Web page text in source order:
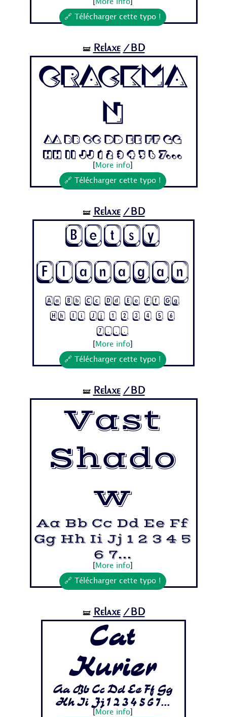
More info]
🔗 Télécharger cette typo !
🝛 Relaxe /BD
Crackma
n
Aa Bb Cc Dd Ee Ff Gg
Hh Ii Jj 1 2 3 4 5 6 7...
More info]
🔗 Télécharger cette typo !
🝛 Relaxe /BD
Betsy
Flanagan
Aa Bb Cc Dd Ee Ff Gg
Hh Ii Jj 1 2 3 4 5 6
7...
More info]
🔗 Télécharger cette typo !
🝛 Relaxe /BD
Vast
Shado
w
Aa Bb Cc Dd Ee Ff
Gg Hh Ii Jj 1 2 3 4 5
6 7...
More info]
🔗 Télécharger cette typo !
🝛 Relaxe /BD
Cat
Kurier
Aa Bb Cc Dd Ee Ff Gg
Hh Ii Jj 1 2 3 4 5 6 7...
More info]